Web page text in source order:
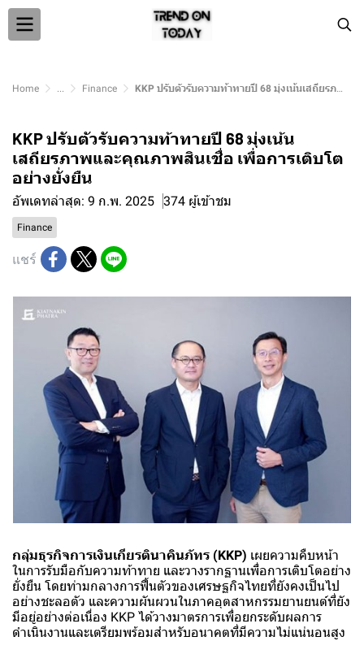
Home ... Finance KKP ปรับตัวรับความท้าทายปี 68 มุ่งเน้นเสถียรภาพและคุณภาพสินเชื่อ เพื่อการเติบโตอย่างยั่งยืน
KKP ปรับตัวรับความท้าทายปี 68 มุ่งเน้น
เสถียรภาพและคุณภาพสินเชื่อ เพื่อการเติบโต
อย่างยั่งยืน
อัพเดทล่าสุด: 9 ก.พ. 2025 374 ผู้เข้าชม
Finance
แชร์
กลุ่มธุรกิจการเงินเกียรตินาคินภัทร (KKP) เผยความคืบหน้า
ในการรับมือกับความท้าทาย และวางรากฐานเพื่อการเติบโตอย่าง
ยั่งยืน โดยท่ามกลางการฟื้นตัวของเศรษฐกิจไทยที่ยังคงเป็นไป
อย่างชะลอตัว และความผันผวนในภาคอุตสาหกรรมยานยนต์ที่ยัง
มีอยู่อย่างต่อเนื่อง KKP ได้วางมาตรการเพื่อยกระดับผลการ
ดำเนินงานและเตรียมพร้อมสำหรับอนาคตที่มีความไม่แน่นอนสูง